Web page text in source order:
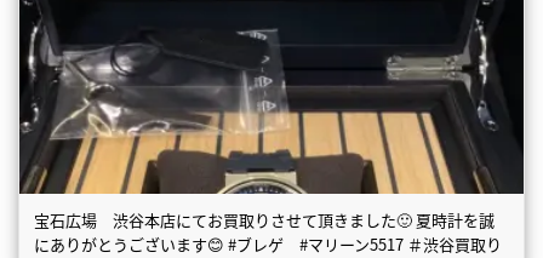
宝石広場 渋谷本店にてお買取りさせて頂きました🙂 夏時計を誠
にありがとうございます😊 #ブレゲ #マリーン5517 ＃渋谷買取り